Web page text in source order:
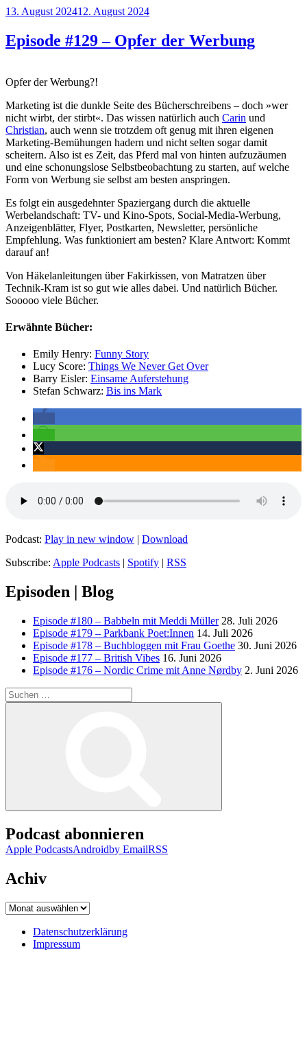
Veröffentlicht
13. August 202412. August 2024
Episode #129 – Opfer der Werbung
Opfer der Werbung?!
Marketing ist die dunkle Seite des Bücherschreibens – doch »wer
nicht wirbt, der stirbt«. Das wissen natürlich auch Carin und
Christian, auch wenn sie trotzdem oft genug mit ihren eigenen
Marketing-Bemühungen hadern und nicht selten sogar damit
scheitern. Also ist es Zeit, das Pferd mal von hinten aufzuzäumen
und eine schonungslose Selbstbeobachtung zu starten, auf welche
Form von Werbung sie selbst am besten anspringen.
Es folgt ein ausgedehnter Spaziergang durch die aktuelle
Werbelandschaft: TV- und Kino-Spots, Social-Media-Werbung,
Anzeigenblätter, Flyer, Postkarten, Newsletter, persönliche
Empfehlung. Was funktioniert am besten? Klare Antwort: Kommt
darauf an!
Von Häkelanleitungen über Fakirkissen, von Matratzen über
Technik-Kram ist so gut wie alles dabei. Und natürlich Bücher.
Sooooo viele Bücher.
Erwähnte Bücher:
Emily Henry: Funny Story
Lucy Score: Things We Never Get Over
Barry Eisler: Einsame Auferstehung
Stefan Schwarz: Bis ins Mark
Podcast: Play in new window | Download
Subscribe: Apple Podcasts | Spotify | RSS
Episoden | Blog
Episode #180 – Babbeln mit Meddi Müller 28. Juli 2026
Episode #179 – Parkbank Poet:Innen 14. Juli 2026
Episode #178 – Buchbloggen mit Frau Goethe 30. Juni 2026
Episode #177 – British Vibes 16. Juni 2026
Episode #176 – Nordic Crime mit Anne Nørdby 2. Juni 2026
Suchen
nach:
Podcast abonnieren
Apple PodcastsAndroidby EmailRSS
Achiv
Achiv
Datenschutzerklärung
Impressum